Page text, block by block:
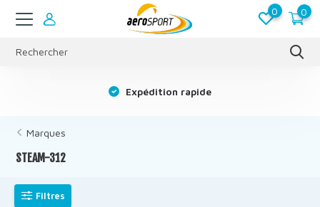
0 0
Expédition rapide
Marques
STEAM-312
Filtres